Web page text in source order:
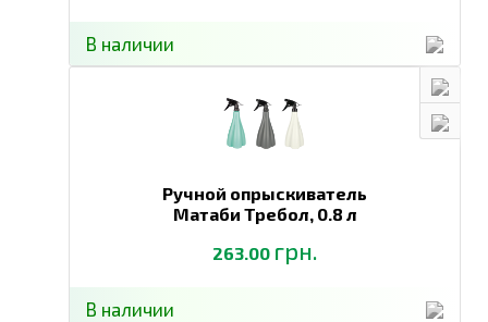
В наличии
Ручной опрыскиватель
Матаби Требол, 0.8 л
263.00 грн.
В наличии